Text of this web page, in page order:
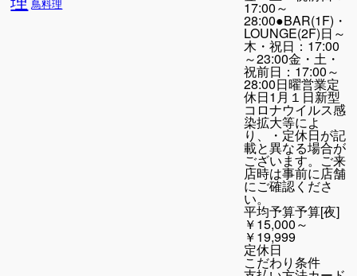
鳥料理 17:00～
28:00●BAR(1F)・
LOUNGE(2F)日～
木・祝日：17:00
～23:00金・土・
祝前日：17:00～
28:00日曜営業定
休日1月１日新型
コロナウイルス感
染拡大等によ
り、・定休日が記
載と異なる場合が
ございます。ご来
店時は事前に店舗
にご確認くださ
い。
平均予算予算[夜]
￥15,000～
￥19,999
定休日
こだわり条件